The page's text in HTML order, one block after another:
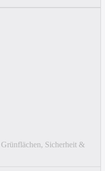
Sicherheit &